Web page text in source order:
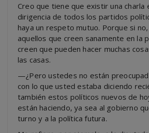
Creo que tiene que existir una charla
dirigencia de todos los partidos
haya un respeto mutuo. Porque si no,
aquellos que creen sanamente en la
creen que pueden hacer muchas
las casas.
—¿Pero ustedes no están
con lo que usted estaba diciendo
también estos políticos nuevos de
están haciendo, ya sea al gobierno
turno y a la política futura.